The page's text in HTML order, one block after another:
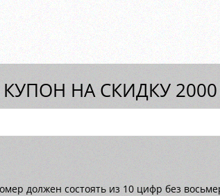
НА СКИДКУ 2000
должен состоять из 10 цифр без